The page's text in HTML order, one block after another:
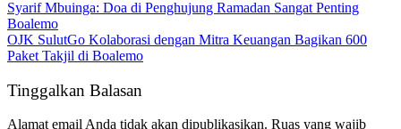
Syarif Mbuinga: Doa di Penghujung Ramadan Sangat Penting
Boalemo
OJK SulutGo Kolaborasi dengan Mitra Keuangan Bagikan 600
Paket Takjil di Boalemo
Tinggalkan Balasan
Alamat email Anda tidak akan dipublikasikan. Ruas yang wajib